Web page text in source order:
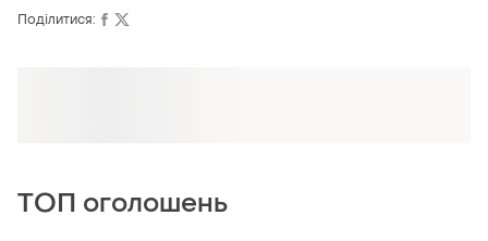
Поділитися:
ТОП оголошень